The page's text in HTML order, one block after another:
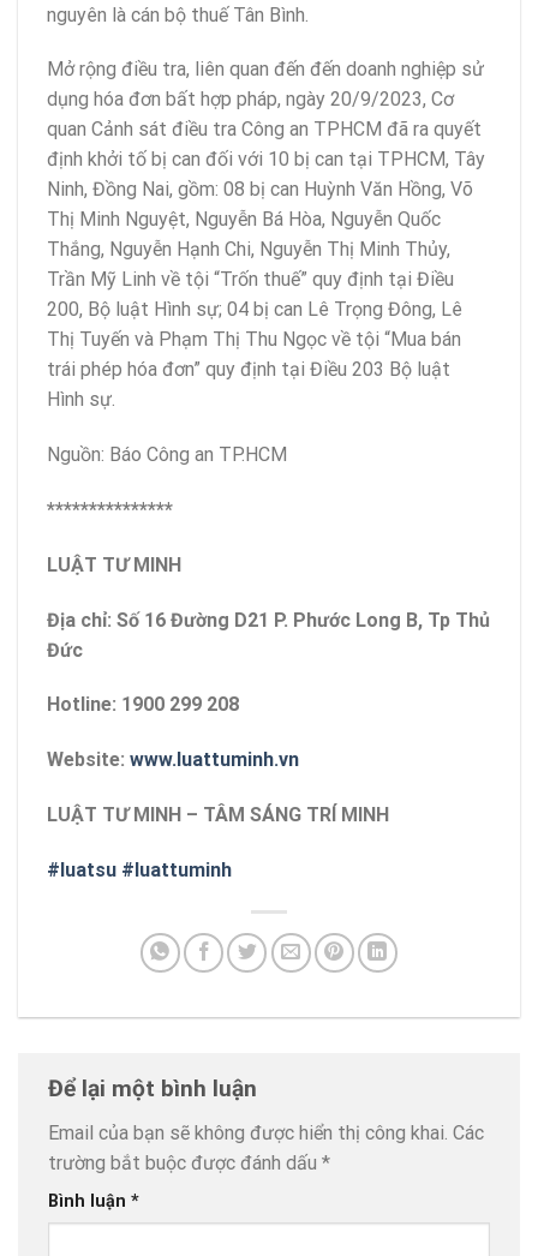
nguyên là cán bộ thuế Tân Bình.
Mở rộng điều tra, liên quan đến đến doanh nghiệp sử
dụng hóa đơn bất hợp pháp, ngày 20/9/2023, Cơ
quan Cảnh sát điều tra Công an TPHCM đã ra quyết
định khởi tố bị can đối với 10 bị can tại TPHCM, Tây
Ninh, Đồng Nai, gồm: 08 bị can Huỳnh Văn Hồng, Võ
Thị Minh Nguyệt, Nguyễn Bá Hòa, Nguyễn Quốc
Thắng, Nguyễn Hạnh Chi, Nguyễn Thị Minh Thủy,
Trần Mỹ Linh về tội “Trốn thuế” quy định tại Điều
200, Bộ luật Hình sự; 04 bị can Lê Trọng Đông, Lê
Thị Tuyến và Phạm Thị Thu Ngọc về tội “Mua bán
trái phép hóa đơn” quy định tại Điều 203 Bộ luật
Hình sự.
Nguồn: Báo Công an TP.HCM
***************
LUẬT TƯ MINH
Địa chỉ: Số 16 Đường D21 P. Phước Long B, Tp Thủ
Đức
Hotline: 1900 299 208
Website: www.luattuminh.vn
LUẬT TƯ MINH – TÂM SÁNG TRÍ MINH
#luatsu #luattuminh
Để lại một bình luận
Email của bạn sẽ không được hiển thị công khai. Các
trường bắt buộc được đánh dấu *
Bình luận *